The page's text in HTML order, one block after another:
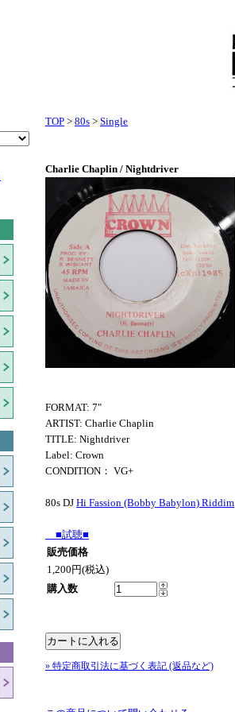
TOP > 80s > Single
Charlie Chaplin / Nightdriver
FORMAT: 7"
ARTIST: Charlie Chaplin
TITLE: Nightdriver
Label: Crown
CONDITION： VG+
80s DJ Hi Fassion (Bobby Babylon) Riddim
■試聴■
販売価格
1,200円(税込)
購入数
» 特定商取引法に基づく表記 (返品など)